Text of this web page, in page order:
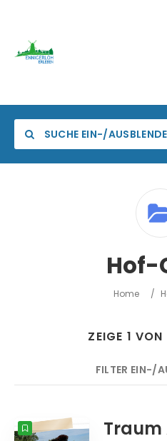
SUCHE EIN-/
Hof-
Home /
ZEIGE 1
FILTER EIN-/
ANZAHL